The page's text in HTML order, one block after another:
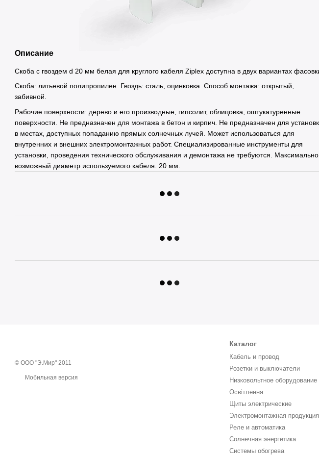
Описание
Скоба с гвоздем d 20 мм белая для круглого кабеля Ziplex доступна в двух вариантах
Скоба: литьевой полипропилен. Гвоздь: сталь, оцинковка. Способ монтажа: открытый,
забивной.
Рабочие поверхности: дерево и его производные, гипсолит, облицовка, оштукатуренные
поверхности. Не предназначен для монтажа в бетон и кирпич. Не предназначен для
в местах, доступных попаданию прямых солнечных лучей. Может использоваться для
внутренних и внешних электромонтажных работ. Специализированные инструменты для
установки, проведения технического обслуживания и демонтажа не требуются. Максимально
возможный диаметр используемого кабеля: 20 мм.
© ООО "Э.Мир" 2011
Мобильная версия
Каталог
Кабель и провод
Розетки и выключатели
Низковольтное оборудование
Освітлення
Щиты электрические
Электромонтажная продукция
Реле и автоматика
Солнечная энергетика
Системы обогрева